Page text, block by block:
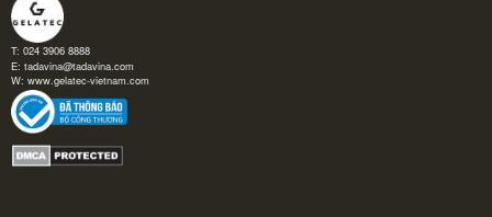
T: 024 3906 8888
E: tadavina@tadavina.com
W: www.gelatec-vietnam.com